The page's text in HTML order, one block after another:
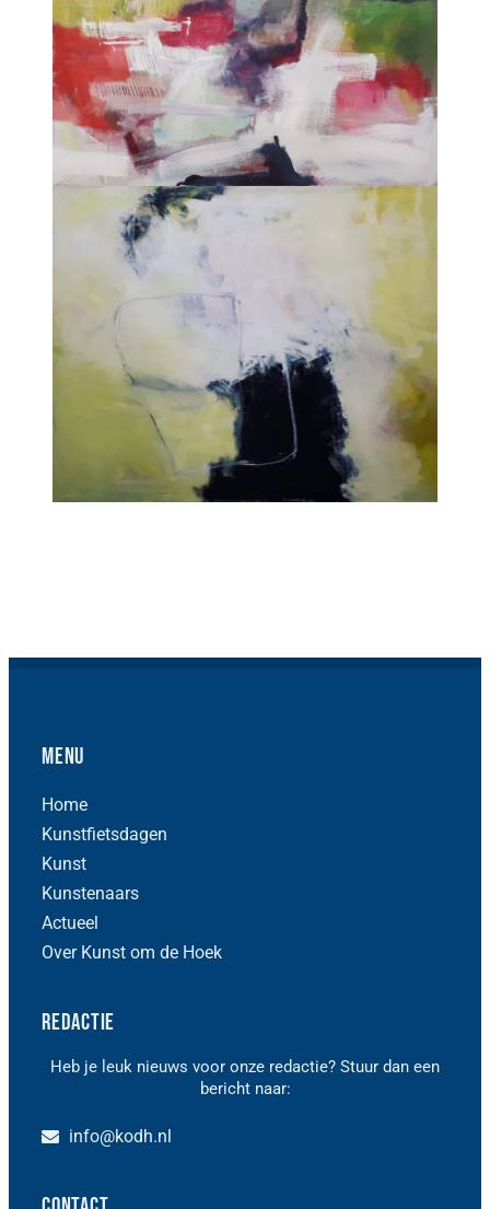
Menu
Home
Kunstfietsdagen
Kunst
Kunstenaars
Actueel
Over Kunst om de Hoek
Redactie
Heb je leuk nieuws voor onze redactie? Stuur dan een
bericht naar:
info@kodh.nl